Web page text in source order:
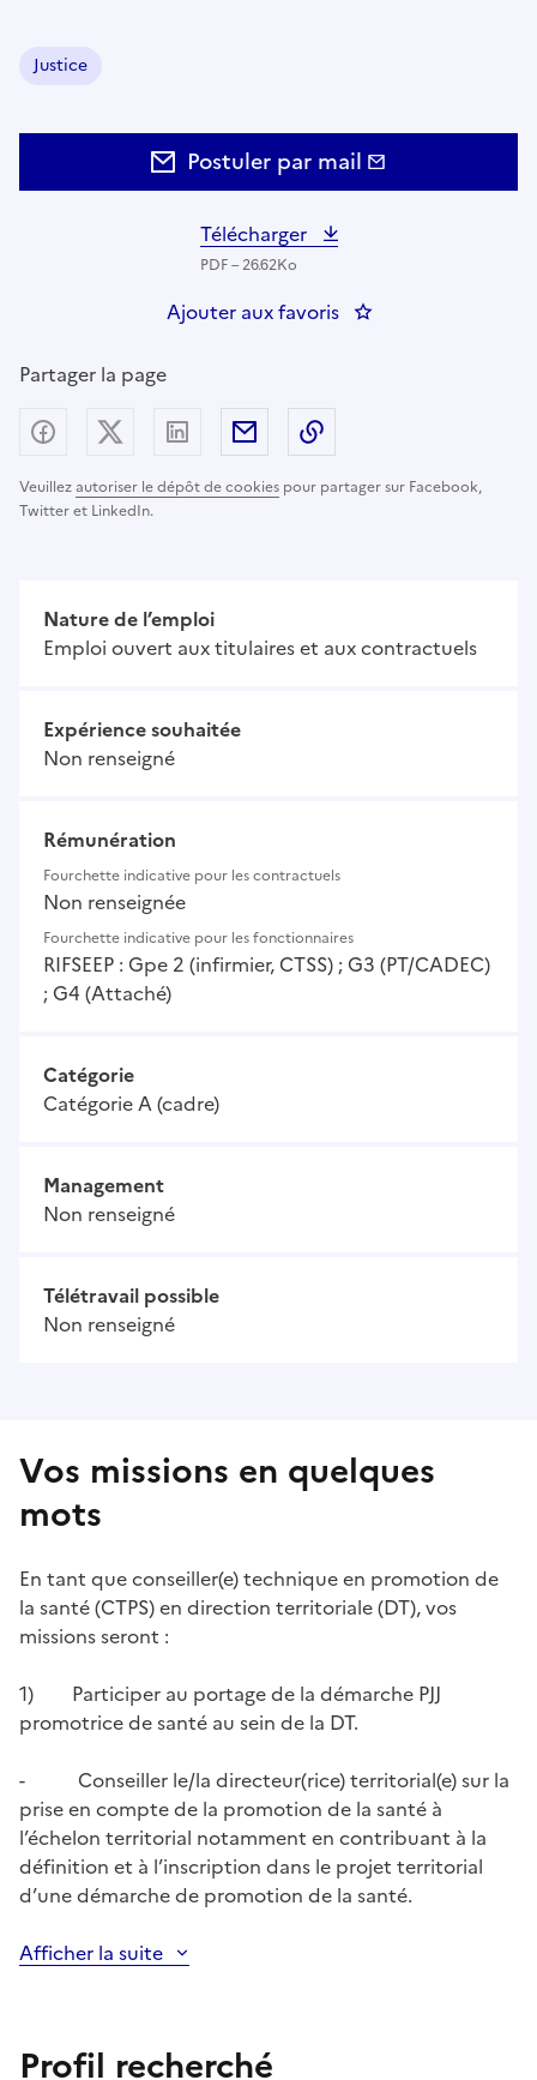
Domaine :
Justice
Postuler par mail
Télécharger
PDF – 26.62Ko
Ajouter aux favoris : Conseiller
Partager la page
Veuillezautoriser le dépôt de cookies pour partager sur Facebook,
Twitter et LinkedIn.
Partager sur Facebook
Partager sur X (anciennement Twitter) -
Partager sur LinkedIn
Partager par email
Nature de l’emploi
Emploi ouvert aux titulaires et aux contractuels
Expérience souhaitée
Non renseigné
Rémunération
Fourchette indicative pour les contractuels
Non renseignée
Fourchette indicative pour les fonctionnaires
RIFSEEP : Gpe 2 (infirmier, CTSS) ; G3 (PT/CADEC)
; G4 (Attaché)
Catégorie
Catégorie A (cadre)
Management
Non renseigné
Télétravail possible
Non renseigné
Vos missions en quelques
mots
En tant que conseiller(e) technique en promotion de
la santé (CTPS) en direction territoriale (DT), vos
missions seront :
1) Participer au portage de la démarche PJJ
promotrice de santé au sein de la DT.
- Conseiller le/la directeur(rice) territorial(e) sur la
prise en compte de la promotion de la santé à
l’échelon territorial notamment en contribuant à la
définition et à l’inscription dans le projet territorial
d’une démarche de promotion de la santé.
Afficher la suite
Profil recherché